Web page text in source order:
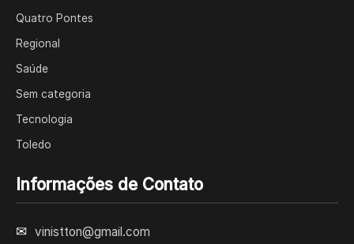
Quatro Pontes
Regional
Saúde
Sem categoria
Tecnologia
Toledo
Informações de Contato
✉ vinistton@gmail.com